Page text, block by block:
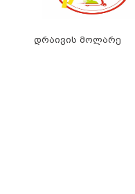
დრაივის მოლარე